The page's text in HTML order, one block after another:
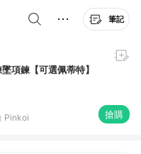
筆記
項鍊【可選佩蒂特】
Pinkoi 搶購